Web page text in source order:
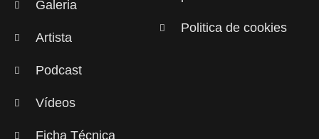
Galeria
Artista
Podcast
Vídeos
Ficha Técnica
Politica de cookies